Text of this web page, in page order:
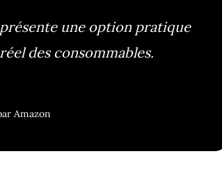
une option pratique
des consommables.
Amazon